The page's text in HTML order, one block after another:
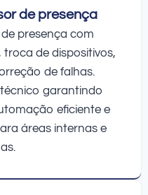
de presença
presença com
de dispositivos,
de falhas.
garantindo
eficiente e
áreas internas e